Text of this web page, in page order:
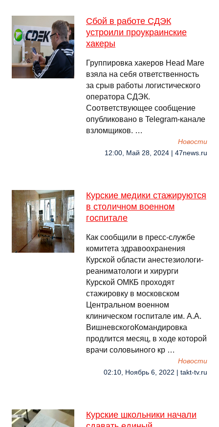
Сбой в работе СДЭК
устроили проукраинские
хакеры
Группировка хакеров Head Mare
взяла на себя ответственность
за срыв работы логистического
оператора СДЭК.
Соответствующее сообщение
опубликовано в Telegram-канале
взломщиков. …
Новости
12:00, Май 28, 2024 | 47news.ru
Курские медики стажируются
в столичном военном
госпитале
Как сообщили в пресс-службе
комитета здравоохранения
Курской области анестезиологи-
реаниматологи и хирурги
Курской ОМКБ проходят
стажировку в московском
Центральном военном
клиническом госпитале им. А.А.
ВишневскогоКомандировка
продлится месяц, в ходе которой
врачи соловьиного кр …
Новости
02:10, Ноябрь 6, 2022 | takt-tv.ru
Курские школьники начали